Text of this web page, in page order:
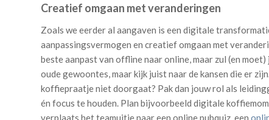
Creatief omgaan met veranderingen
Zoals we eerder al aangaven is een digitale
aanpassingsvermogen en creatief omgaan met
beste aanpast van offline naar online, maar zul (en
oude gewoontes, maar kijk juist naar de kansen die er
koffiepraatje niet doorgaat? Pak dan jouw rol als
én focus te houden. Plan bijvoorbeeld digitale
verplaats het teamuitje naar een online pubquiz, een